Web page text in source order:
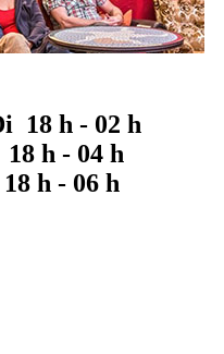
18 h - 02 h
h - 04 h
h - 06 h